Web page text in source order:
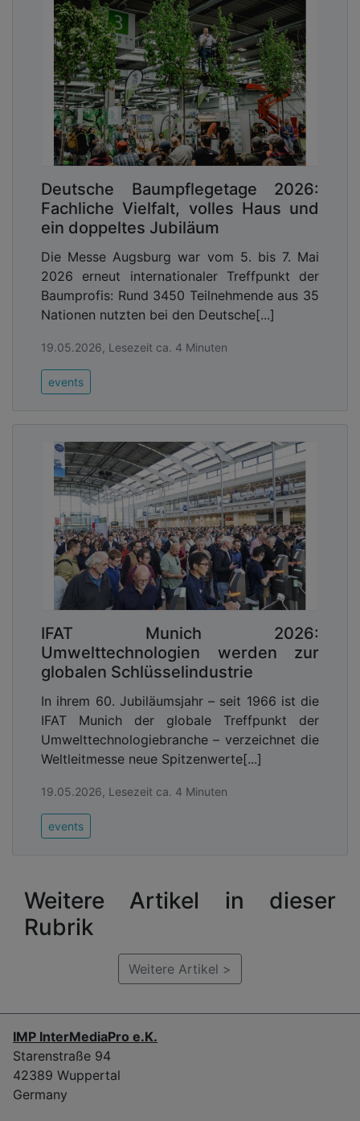
Deutsche Baumpflegetage 2026:
Fachliche Vielfalt, volles Haus und
ein doppeltes Jubiläum
Die Messe Augsburg war vom 5. bis 7. Mai
2026 erneut internationaler Treffpunkt der
Baumprofis: Rund 3450 Teilnehmende aus 35
Nationen nutzten bei den Deutsche[...]
19.05.2026, Lesezeit ca. 4 Minuten
events
IFAT Munich 2026:
Umwelttechnologien werden zur
globalen Schlüsselindustrie
In ihrem 60. Jubiläumsjahr – seit 1966 ist die
IFAT Munich der globale Treffpunkt der
Umwelttechnologiebranche – verzeichnet die
Weltleitmesse neue Spitzenwerte[...]
19.05.2026, Lesezeit ca. 4 Minuten
events
Weitere Artikel in dieser
Rubrik
Weitere Artikel >
IMP InterMediaPro e.K.
Starenstraße 94
42389 Wuppertal
Germany